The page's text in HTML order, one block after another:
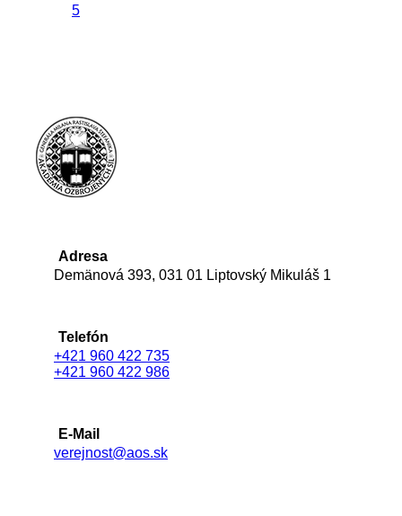
5
Adresa
Demänová 393, 031 01 Liptovský Mikuláš 1
Telefón
+421 960 422 735
+421 960 422 986
E-Mail
verejnost@aos.sk